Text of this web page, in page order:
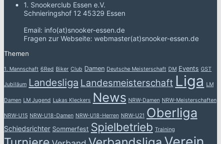
1. Snookerclub Essen e.V.
Schnieringshof 12 45329 Essen
Email: info(at)snooker-essen.de
Fragen zur Webseite: webmaster(at)snooker-essen.de
Themen
1. Mannschaft 6Red Biker Club Damen Deutsche Meisterschaft DM Events GST
Jubiläum Landesliga Landesmeisterschaft Liga LM
Damen LM Jugend Lukas Kleckers News NRW-Damen NRW-Meisterschaften
NRW-U15 NRW-U18-Damen NRW-U18-Herren NRW-U21 Oberliga
Schiedsrichter Sommerfest Spielbetrieb Training